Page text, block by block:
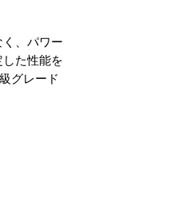
、パワー
た性能を
グレード